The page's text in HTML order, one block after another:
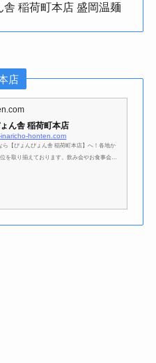
舎 稲荷町本店 盛岡温麺
店
ん舎 稲荷町本店
honten.com
ら【ぴょんぴょん舎 稲荷町本店】へ！各地か
を取り揃えております。飲み会やお食事会に